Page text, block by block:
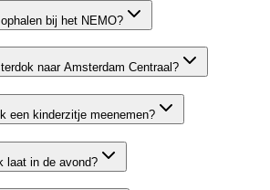
bij het NEMO?
naar Amsterdam Centraal?
een kinderzitje meenemen?
laat in de avond?